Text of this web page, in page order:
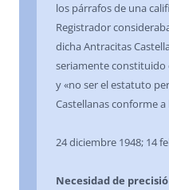
los párrafos de una
Registrador
dicha Antracitas
seriamente constituido
y «no ser el estatuto
Castellanas conforme a
24 diciembre 1948; 14
Necesidad de